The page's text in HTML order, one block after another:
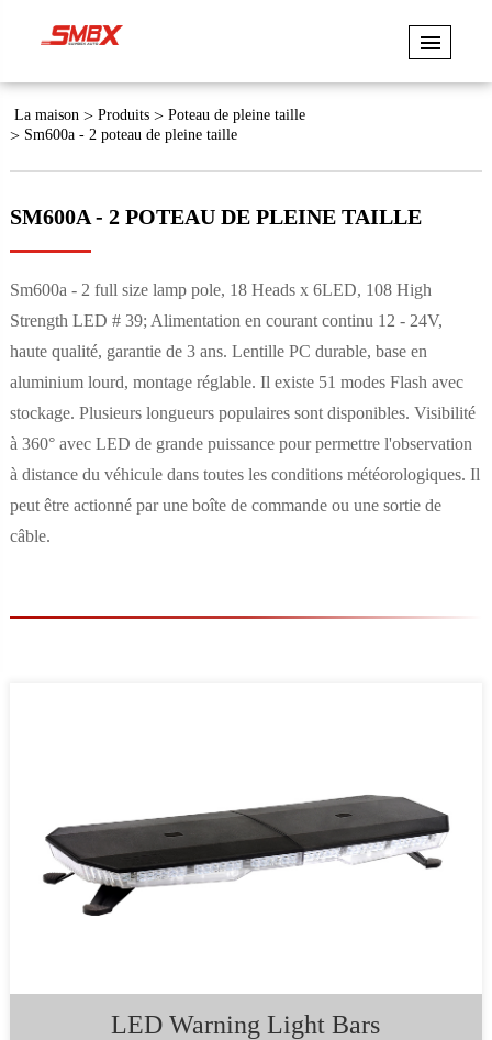
La maison Produits
Poteau de pleine taille
Sm600a - 2 poteau de pleine taille
SM600A - 2 POTEAU DE PLEINE TAILLE
Sm600a - 2 full size lamp pole, 18 Heads x 6LED, 108 High
Strength LED # 39; Alimentation en courant continu 12 - 24V,
haute qualité, garantie de 3 ans. Lentille PC durable, base en
aluminium lourd, montage réglable. Il existe 51 modes Flash avec
stockage. Plusieurs longueurs populaires sont disponibles. Visibilité
à 360° avec LED de grande puissance pour permettre l'observation
à distance du véhicule dans toutes les conditions météorologiques. Il
peut être actionné par une boîte de commande ou une sortie de
câble.
LED Warning Light Bars